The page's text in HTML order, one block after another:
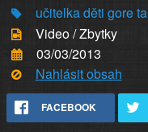
učitelkaděti gore
Video / Zbytky
03/03/2013
Nahlásit obsah
FACEBOOK